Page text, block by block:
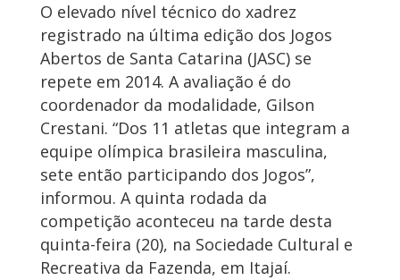
O elevado nível técnico do xadrez
registrado na última edição dos Jogos
Abertos de Santa Catarina (JASC) se
repete em 2014. A avaliação é do
coordenador da modalidade, Gilson
Crestani. “Dos 11 atletas que integram a
equipe olímpica brasileira masculina,
sete então participando dos Jogos”,
informou. A quinta rodada da
competição aconteceu na tarde desta
quinta-feira (20), na Sociedade Cultural e
Recreativa da Fazenda, em Itajaí.